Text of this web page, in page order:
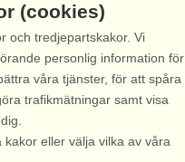
(cookies)
och tredjepartskakor. Vi
personlig information för
våra tjänster, för att spåra
trafikmätningar samt visa
eller välja vilka av våra